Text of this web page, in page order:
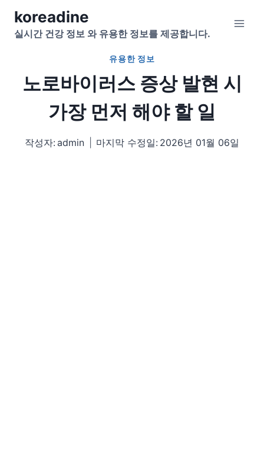
Skipkoreadine
실시간 건강 정보 와 유용한 정보를 제공합니다.
유용한 정보
노로바이러스 증상 발현 시
가장 먼저 해야 할 일
작성자: admin 마지막 수정일: 2026년 01월 06일